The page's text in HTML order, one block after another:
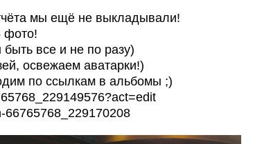
мы ещё не выкладывали!
фото!
все и не по разу)
освежаем аватарки!)
по ссылкам в альбомы ;)
66765768_229170208